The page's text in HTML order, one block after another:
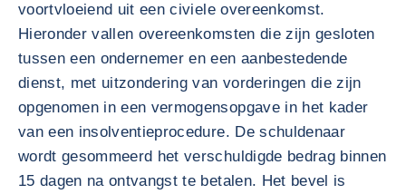
voortvloeiend uit een civiele overeenkomst.
Hieronder vallen overeenkomsten die zijn gesloten
tussen een ondernemer en een aanbestedende
dienst, met uitzondering van vorderingen die zijn
opgenomen in een vermogensopgave in het kader
van een insolventieprocedure. De schuldenaar
wordt gesommeerd het verschuldigde bedrag binnen
15 dagen na ontvangst te betalen. Het bevel is